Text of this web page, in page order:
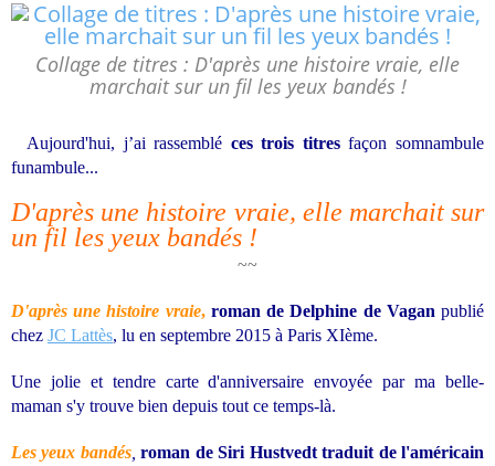
Collage de titres : D'après une histoire vraie, elle
marchait sur un fil les yeux bandés !
Aujourd'hui, j’ai rassemblé ces trois titresfaçon somnambule
funambule...
D'après une histoire vraie, elle marchait sur
un fil les yeux bandés !
~~
D'après une histoire vraie,roman de Delphine de Vaganpublié
chez JC Lattès, lu en septembre 2015 à Paris XIème.
Une jolie et tendre carte d'anniversaire envoyée par ma belle-
maman s'y trouve bien depuis tout ce temps-là.
Les yeux bandés,roman de Siri Hustvedt traduit de l'américain